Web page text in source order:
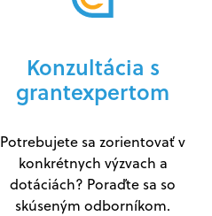
Konzultácia s
grantexpertom
Potrebujete sa zorientovať v
konkrétnych výzvach a
dotáciách? Poraďte sa so
skúseným odborníkom.